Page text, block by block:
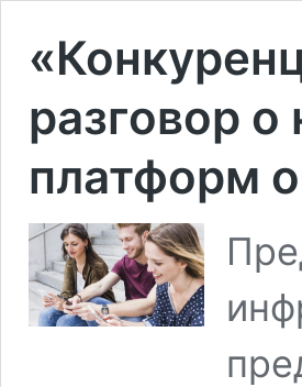
разговор
платформ